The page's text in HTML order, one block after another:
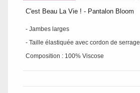
C'est Beau La Vie ! - Pantalon Bloom
- Jambes larges
- Taille élastiquée avec cordon de serrage
Composition : 100% Viscose